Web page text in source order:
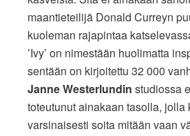
maantieteilijä Donald Curreyn
kuoleman rajapintaa
’Ivy’ on nimestään huolimatta
sentään on kirjoitettu 32 000
Janne Westerlundin studiossa
toteutunut ainakaan tasolla,
varsinaisesti soita mitään vaan